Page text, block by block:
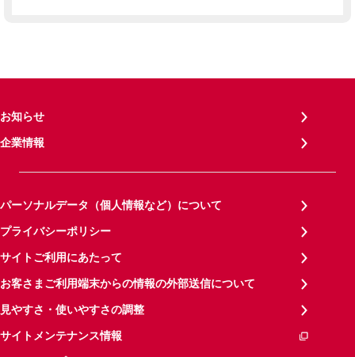
お知らせ
企業情報
パーソナルデータ（個人情報など）について
プライバシーポリシー
サイトご利用にあたって
お客さまご利用端末からの情報の外部送信について
見やすさ・使いやすさの調整
サイトメンテナンス情報